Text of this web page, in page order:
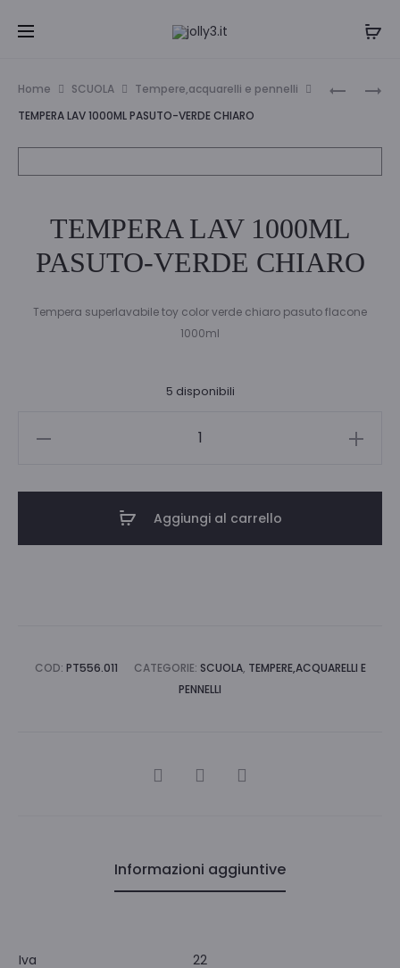
i
TEMPERA
PASUTO-
ROSSO
PASTELLO
GIALLO
L
Home SCUOLA
Tempere,acquarelli e pennelli
TEMPERA LAV 1000ML PASUTO-VERDE CHIARO
TEMPERA LAV 1000ML
PASUTO-VERDE CHIARO
Tempera superlavabile toy color verde chiaro pasuto flacone
1000ml
5 disponibili
Aggiungi al carrello
COD: PT556.011 CATEGORIE: SCUOLA, TEMPERE,ACQUARELLI E
PENNELLI
CONDIVIDI
Informazioni aggiuntive
Iva 22